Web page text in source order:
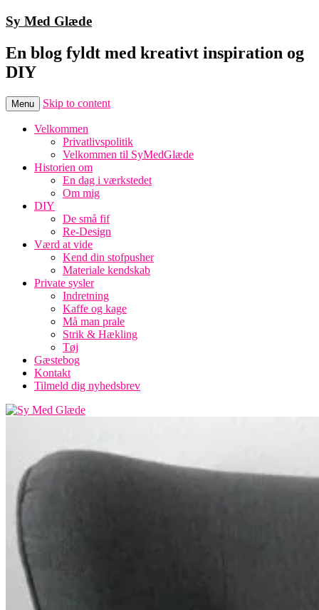
Sy Med Glæde
En blog fyldt med kreativt inspiration og
DIY
Menu Skip to content
Velkommen
Privatlivspolitik
Velkommen til SyMedGlæde
Historien om
En dag i værkstedet
Om mig
DIY
De små fif
Re-Design
Værd at vide
Kend din stofpusher
Materiale kendskab
Private sysler
Indretning
Kaffe og kage
Må man prale
Strik & Hækling
Tøj
Gæstebog
Kontakt
Tilmeld dig nyhedsbrev